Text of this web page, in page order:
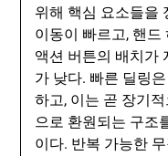
위해 핵심 요소들을
이동이 빠르고, 핸드
액션 버튼의 배치가
가 낮다. 빠른 딜링
하고, 이는 곧 장기
으로 환원되는 구조
이다. 반복 가능한